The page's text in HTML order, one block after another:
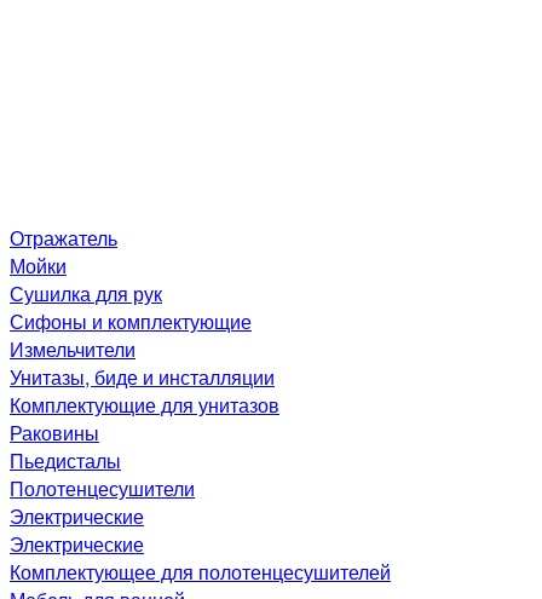
Отражатель
Мойки
Сушилка для рук
Сифоны и комплектующие
Измельчители
Унитазы, биде и инсталляции
Комплектующие для унитазов
Раковины
Пьедисталы
Полотенцесушители
Электрические
Электрические
Комплектующее для полотенцесушителей